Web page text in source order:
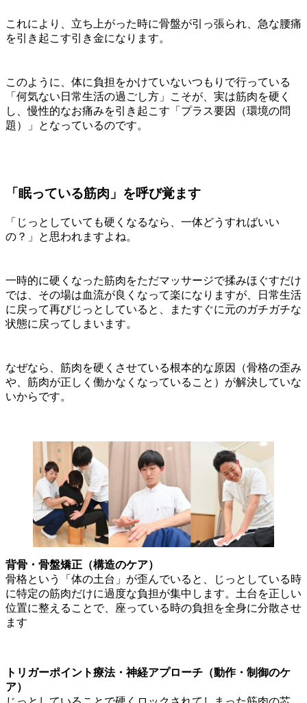
これにより、立ち上がった時に骨盤が引っ張られ、急な腰痛
を引き起こす引き金になります。
このように、体に負担をかけていないつもりで行っている
「何気ない日常生活の過ごし方」こそが、実は筋肉を硬く
し、慢性的なお痛みを引き起こす「プラス要因（環境の問
題）」となっているのです。
「眠っている筋肉」を呼び覚ます
「じっとしていても硬くなるなら、一体どうすればいい
の？」と思われますよね。
一時的に硬くなった筋肉をただマッサージで揉みほぐすだけ
では、その場は血流が良くなって楽になりますが、日常生活
に戻って再びじっとしていると、またすぐに元のガチガチな
状態に戻ってしまいます。
なぜなら、筋肉を硬くさせている根本的な原因（骨格の歪み
や、筋肉が正しく働かなくなっていること）が解決していな
いからです。
背骨・骨盤矯正（構造のケア）
骨格という「体の土台」が歪んでいると、じっとしている時
に特定の筋肉だけに過度な負担が集中します。土台を正しい
位置に整えることで、座っている時の負担を全身に分散させ
ます
トリガーポイント療法・神経アプローチ（動作・制御のケ
ア）